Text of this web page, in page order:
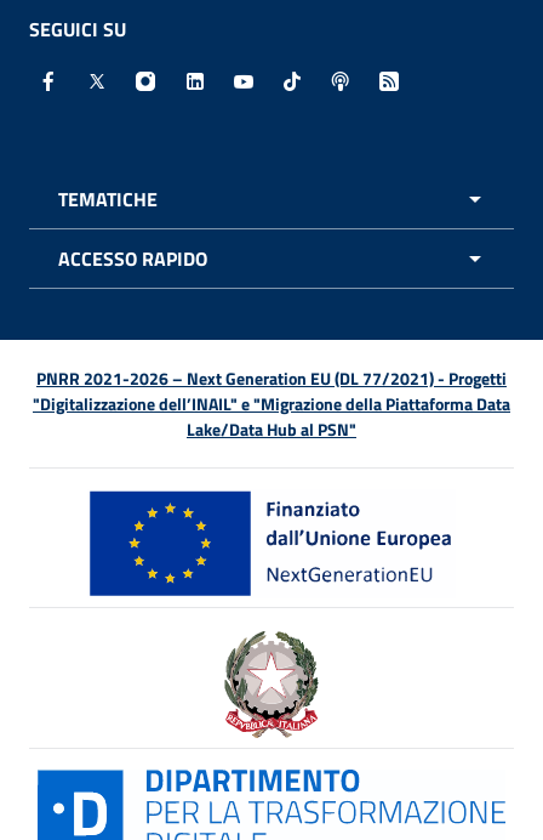
SEGUICI SU
Facebook - Sito esterno - Apertura in nuova finestra
X - Sito esterno - Apertura in nuova finestra
Instagram - Sito esterno - Apertura in
Linkedin - Sito esterno - Apertura in
Youtube - Sito esterno -
TikTok - Sito esterno -
Spreaker - Sito
Feed RSS -
TEMATICHE
ACCESSO RAPIDO
PNRR 2021-2026 – Next Generation EU (DL 77/2021) - Progetti
"Digitalizzazione dell’INAIL" e "Migrazione della Piattaforma Data
Lake/Data Hub al PSN"